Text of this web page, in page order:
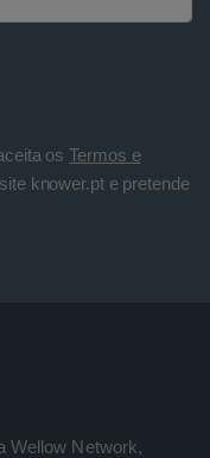
osTermos e
knower.pt e pretende
Wellow Network,